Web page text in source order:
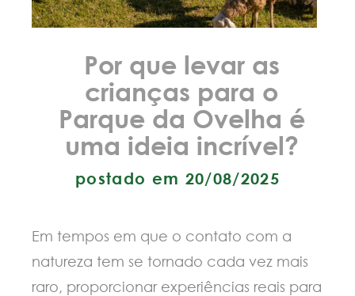
Por que levar as
crianças para o
Parque da Ovelha é
uma ideia incrível?
postado em 20/08/2025
Em tempos em que o contato com a
natureza tem se tornado cada vez mais
raro, proporcionar experiências reais para